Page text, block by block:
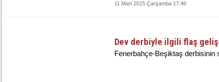
11 Mart 2015 Çarşamba 17:46
Dev derbiyle ilgili flaş
Fenerbahçe-Beşiktaş derbisinin